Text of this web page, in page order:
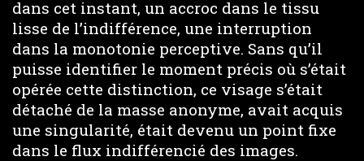
dans cet instant, un accroc dans le tissu
lisse de l’indifférence, une interruption
dans la monotonie perceptive. Sans qu’il
puisse identifier le moment précis où s’était
opérée cette distinction, ce visage s’était
détaché de la masse anonyme, avait acquis
une singularité, était devenu un point fixe
dans le flux indifférencié des images.